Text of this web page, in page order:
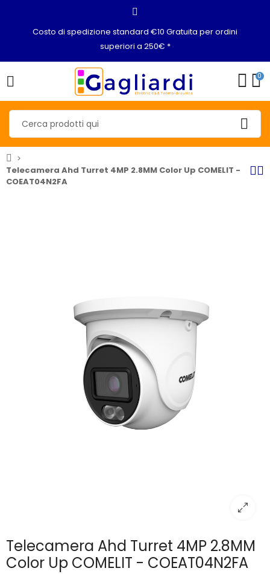
Costo di spedizione standard €10 Gratuita per ordini
superiori a 250€ *
0
Telecamera Ahd Turret 4MP 2.8MM Color Up COMELIT -
COEAT04N2FA
Telecamera Ahd Turret 4MP 2.8MM
Color Up COMELIT - COEAT04N2FA